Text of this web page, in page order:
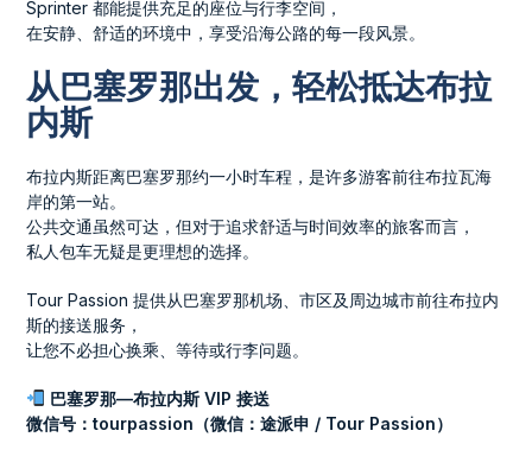
Sprinter 都能提供充足的座位与行李空间，
在安静、舒适的环境中，享受沿海公路的每一段风景。
从巴塞罗那出发，轻松抵达布拉
内斯
布拉内斯距离巴塞罗那约一小时车程，是许多游客前往布拉瓦海
岸的第一站。
公共交通虽然可达，但对于追求舒适与时间效率的旅客而言，
私人包车无疑是更理想的选择。
Tour Passion 提供从巴塞罗那机场、市区及周边城市前往布拉内
斯的接送服务，
让您不必担心换乘、等待或行李问题。
巴塞罗那—布拉内斯 VIP 接送
微信号：tourpassion（微信：途派申 / Tour Passion）